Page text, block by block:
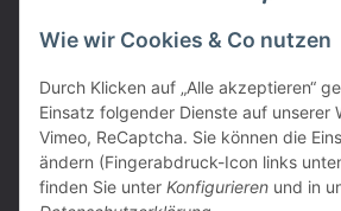
PARTNER
Wie wir Cookies & Co nutzen
Durch Klicken auf „Alle akzeptieren“
Einsatz folgender Dienste auf unserer
Vimeo, ReCaptcha. Sie können die
ändern (Fingerabdruck-Icon links
finden Sie unter Konfigurieren und in